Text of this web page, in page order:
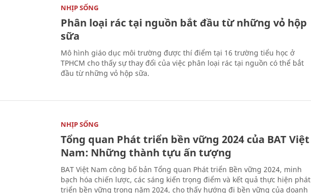
NHỊP SỐNG
Phân loại rác tại nguồn bắt đầu từ những vỏ hộp
sữa
Mô hình giáo dục môi trường được thí điểm tại 16 trường tiểu học ở
TPHCM cho thấy sự thay đổi của việc phân loại rác tại nguồn có thể bắt
đầu từ những vỏ hộp sữa.
NHỊP SỐNG
Tổng quan Phát triển bền vững 2024 của BAT Việt
Nam: Những thành tựu ấn tượng
BAT Việt Nam công bố bản Tổng quan Phát triển Bền vững 2024, minh
bạch hóa chiến lược, các sáng kiến trọng điểm và kết quả thực hiện phát
triển bền vững trong năm 2024, cho thấy hướng đi bền vững của doanh